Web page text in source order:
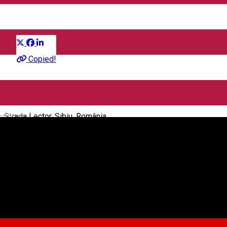
English
Copied!
Film
Strada Lector, Sibiu, România